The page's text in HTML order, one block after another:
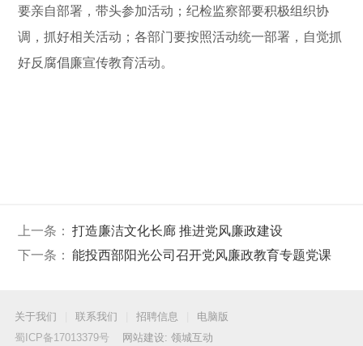
要亲自部署，带头参加活动；纪检监察部要积极组织协
调，抓好相关活动；各部门要按照活动统一部署，自觉抓
好反腐倡廉宣传教育活动。
上一条：
打造廉洁文化长廊 推进党风廉政建设
下一条：
能投西部阳光公司召开党风廉政教育专题党课
关于我们 联系我们 招聘信息
电脑版
蜀ICP备17013379号 网站建设: 领城互动